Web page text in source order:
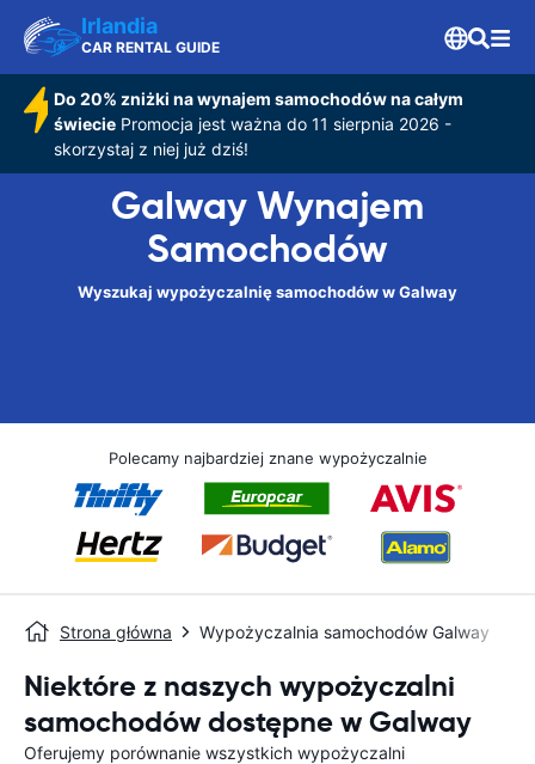
Irlandia
CAR RENTAL GUIDE
Do 20% zniżki na wynajem samochodów na całym
świeciePromocja jest ważna do 11 sierpnia 2026 -
skorzystaj z niej już dziś!
Galway Wynajem
Samochodów
Wyszukaj wypożyczalnię samochodów w Galway
Polecamy najbardziej znane wypożyczalnie
Strona główna Wypożyczalnia samochodów Galway
Niektóre z naszych wypożyczalni
samochodów dostępne w Galway
Oferujemy porównanie wszystkich wypożyczalni